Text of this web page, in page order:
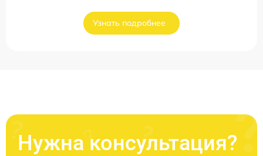
Узнать подробнее
Нужна консультация?